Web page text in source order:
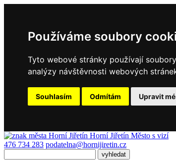
Používáme soubory
Tyto webové stránky používají
analýzy návštěvnosti webových
Souhlasím Odmítám Upravit
Horní Jiřetín Město s vizí
476 734 283 podatelna@hornijiretin.cz